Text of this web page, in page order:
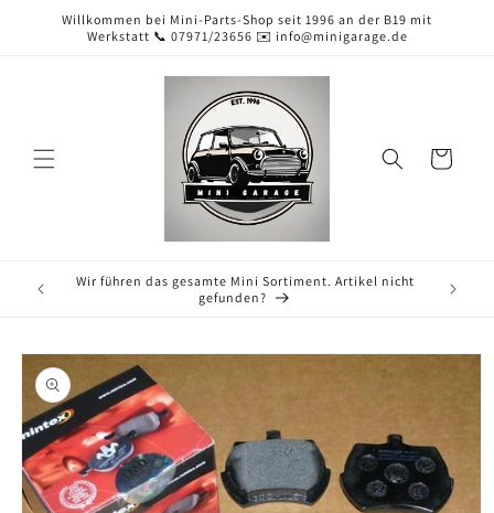
zumWillkommen bei Mini-Parts-Shop seit 1996 an der B19 mit
Werkstatt 📞 07971/23656 ✉️ info@minigarage.de
Warenkorb
Wir führen das gesamte Mini Sortiment. Artikel nicht
gefunden?